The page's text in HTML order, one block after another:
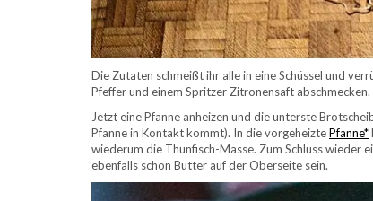
Die Zutaten schmeißt ihr alle in eine Schüssel und
Pfeffer und einem Spritzer Zitronensaft abschmecken.
Jetzt eine Pfanne anheizen und die unterste
Pfanne in Kontakt kommt). In die vorgeheiztePfanne*
wiederum die Thunfisch-Masse. Zum Schluss wieder
ebenfalls schon Butter auf der Oberseite sein.